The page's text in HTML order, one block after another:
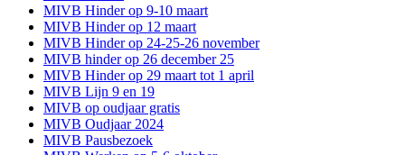
MIVB Hinder op 9-10 maart
MIVB Hinder op 12 maart
MIVB Hinder op 24-25-26 november
MIVB hinder op 26 december 25
MIVB Hinder op 29 maart tot 1 april
MIVB Lijn 9 en 19
MIVB op oudjaar gratis
MIVB Oudjaar 2024
MIVB Pausbezoek